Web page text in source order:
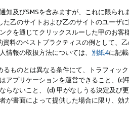
及びSMSを含みますが、これに限られ
乙のサイトおよび乙のサイトのユーザ
を通じてクリックスルーした甲のお客
料のベストプラクティスの例として、
報の取扱方法については、 別紙4に記
ものとは異なる条件にて、トラフィッ
プリケーションを運営できること、
ないこと、 (d) 甲がなしうる決定及び
書面によって提供した場合に限り、効